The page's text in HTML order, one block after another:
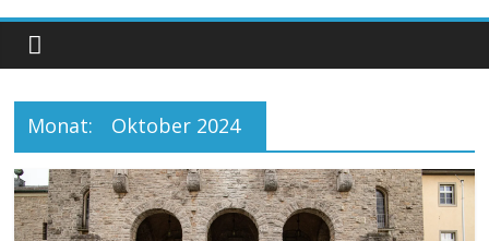
Monat: Oktober 2024